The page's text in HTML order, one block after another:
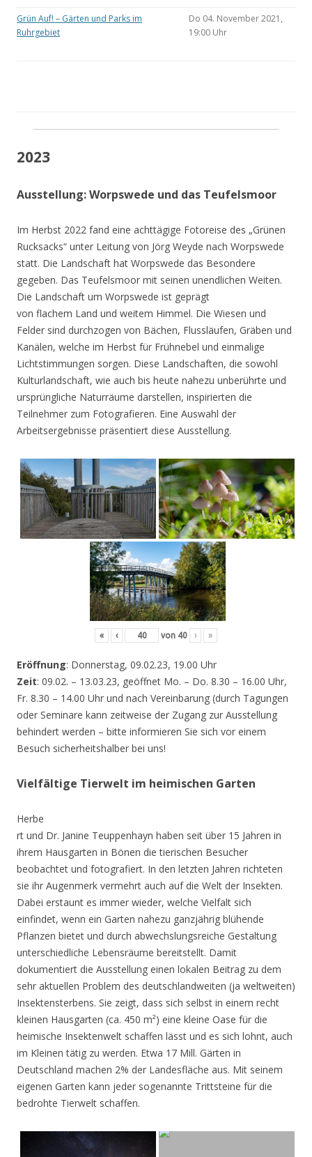
Grün Auf! – Gärten und Parks im
Ruhrgebiet
Do 04. November 2021,
19:00 Uhr
2023
Ausstellung: Worpswede und das Teufelsmoor
Im Herbst 2022 fand eine achttägige Fotoreise des „Grünen
Rucksacks“ unter Leitung von Jörg Weyde nach Worpswede
statt. Die Landschaft hat Worpswede das Besondere
gegeben. Das Teufelsmoor mit seinen unendlichen Weiten.
Die Landschaft um Worpswede ist geprägt
von flachem Land und weitem Himmel. Die Wiesen und
Felder sind durchzogen von Bächen, Flussläufen, Gräben und
Kanälen, welche im Herbst für Frühnebel und einmalige
Lichtstimmungen sorgen. Diese Landschaften, die sowohl
Kulturlandschaft, wie auch bis heute nahezu unberührte und
ursprüngliche Naturräume darstellen, inspirierten die
Teilnehmer zum Fotografieren. Eine Auswahl der
Arbeitsergebnisse präsentiert diese Ausstellung.
« ‹ von 40 › »
Eröffnung: Donnerstag, 09.02.23, 19.00 Uhr
Zeit: 09.02. – 13.03.23, geöffnet Mo. – Do. 8.30 – 16.00 Uhr,
Fr. 8.30 – 14.00 Uhr und nach Vereinbarung (durch Tagungen
oder Seminare kann zeitweise der Zugang zur Ausstellung
behindert werden – bitte informieren Sie sich vor einem
Besuch sicherheitshalber bei uns!
Vielfältige Tierwelt im heimischen Garten
Herbe
rt und Dr. Janine Teuppenhayn haben seit über 15 Jahren in
ihrem Hausgarten in Bönen die tierischen Besucher
beobachtet und fotografiert. In den letzten Jahren richteten
sie ihr Augenmerk vermehrt auch auf die Welt der Insekten.
Dabei erstaunt es immer wieder, welche Vielfalt sich
einfindet, wenn ein Garten nahezu ganzjährig blühende
Pflanzen bietet und durch abwechslungsreiche Gestaltung
unterschiedliche Lebensräume bereitstellt. Damit
dokumentiert die Ausstellung einen lokalen Beitrag zu dem
sehr aktuellen Problem des deutschlandweiten (ja weltweiten)
Insektensterbens. Sie zeigt, dass sich selbst in einem recht
kleinen Hausgarten (ca. 450 m²) eine kleine Oase für die
heimische Insektenwelt schaffen lässt und es sich lohnt, auch
im Kleinen tätig zu werden. Etwa 17 Mill. Gärten in
Deutschland machen 2% der Landesfläche aus. Mit seinem
eigenen Garten kann jeder sogenannte Trittsteine für die
bedrohte Tierwelt schaffen.